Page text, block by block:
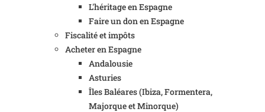
L'héritage en Espagne
Faire un don en Espagne
Fiscalité et impôts
Acheter en Espagne
Andalousie
Asturies
Îles Baléares (Ibiza, Formentera,
Majorque et Minorque)